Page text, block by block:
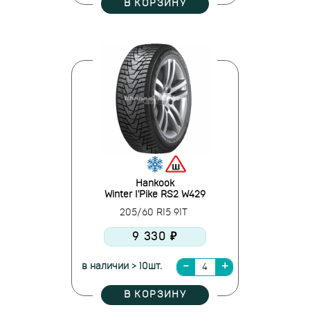
В КОРЗИНУ
Hankook
Winter I'Pike RS2 W429
205/60 R15 91T
9 330 ₽
в наличии > 10шт.
В КОРЗИНУ